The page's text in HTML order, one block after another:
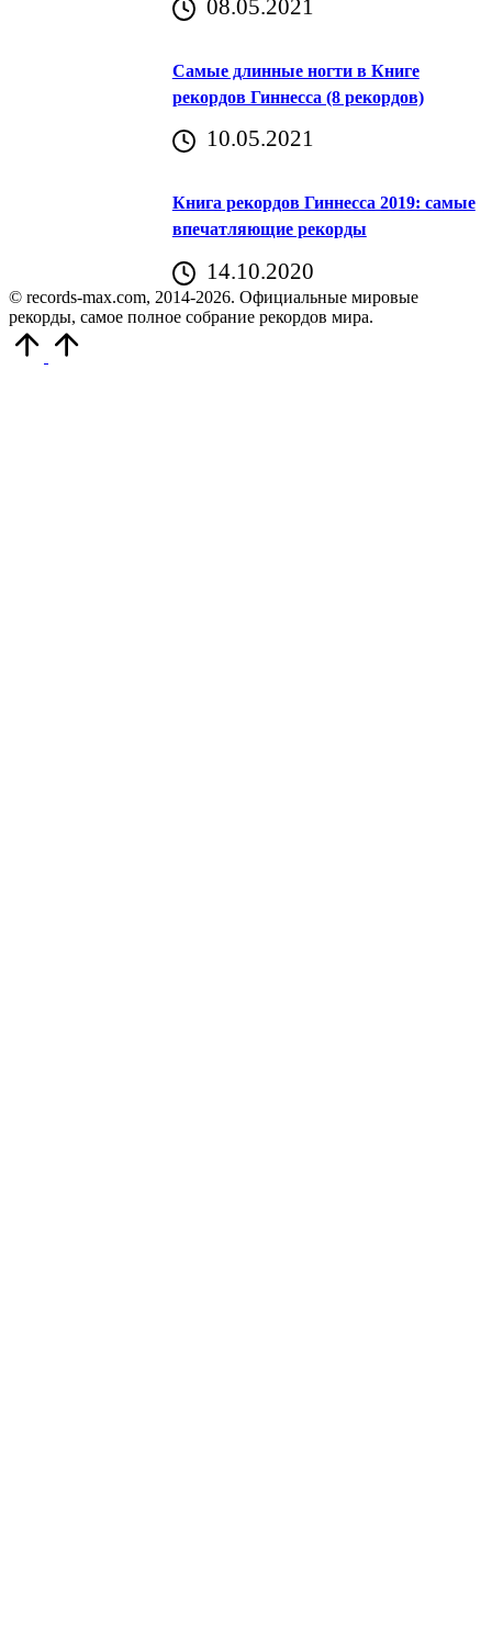
08.05.2021
Самые длинные ногти в Книге
рекордов Гиннесса (8 рекордов)
10.05.2021
Книга рекордов Гиннесса 2019: самые
впечатляющие рекорды
14.10.2020
© records-max.com, 2014-2026. Официальные мировые
рекорды, самое полное собрание рекордов мира.